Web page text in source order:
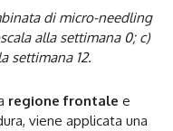
di micro-needling
alla settimana 0; c)
settimana 12.
regione frontale e
viene applicata una